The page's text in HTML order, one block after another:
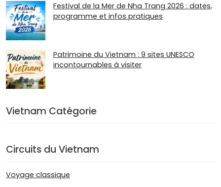
Festival de la Mer de Nha Trang 2026 : dates,
programme et infos pratiques
Patrimoine du Vietnam : 9 sites UNESCO
incontournables à visiter
Vietnam Catégorie
Circuits du Vietnam
Voyage classique